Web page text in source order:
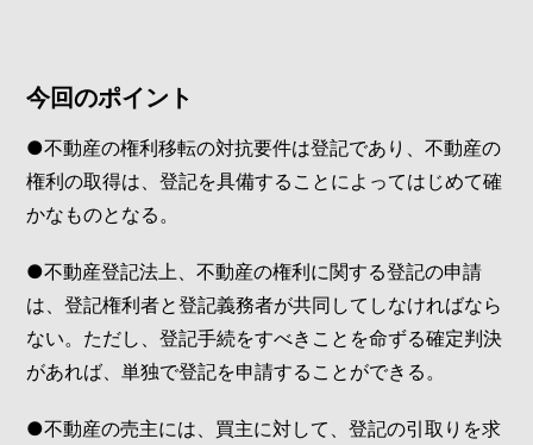
今回のポイント
●不動産の権利移転の対抗要件は登記であり、不動産の
権利の取得は、登記を具備することによってはじめて確
かなものとなる。
●不動産登記法上、不動産の権利に関する登記の申請
は、登記権利者と登記義務者が共同してしなければなら
ない。ただし、登記手続をすべきことを命ずる確定判決
があれば、単独で登記を申請することができる。
●不動産の売主には、買主に対して、登記の引取りを求